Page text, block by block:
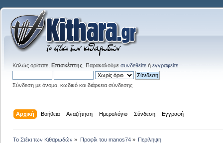
Καλώς ορίσατε, Επισκέπτης . Παρακαλούμε συνδεθείτε ή εγγραφείτε
Σύνδεση με όνομα, κωδικό και διάρκεια σύνδεσης
Αρχική Βοήθεια Αναζήτηση Ημερολόγιο Σύνδεση Εγγραφή
Το Στέκι των Κιθαρωδών » Προφίλ του manos74» Περίληψη